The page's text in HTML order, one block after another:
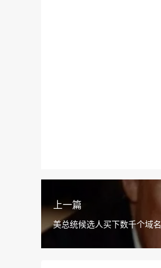
上一篇
美总统候选人买下数千个域名